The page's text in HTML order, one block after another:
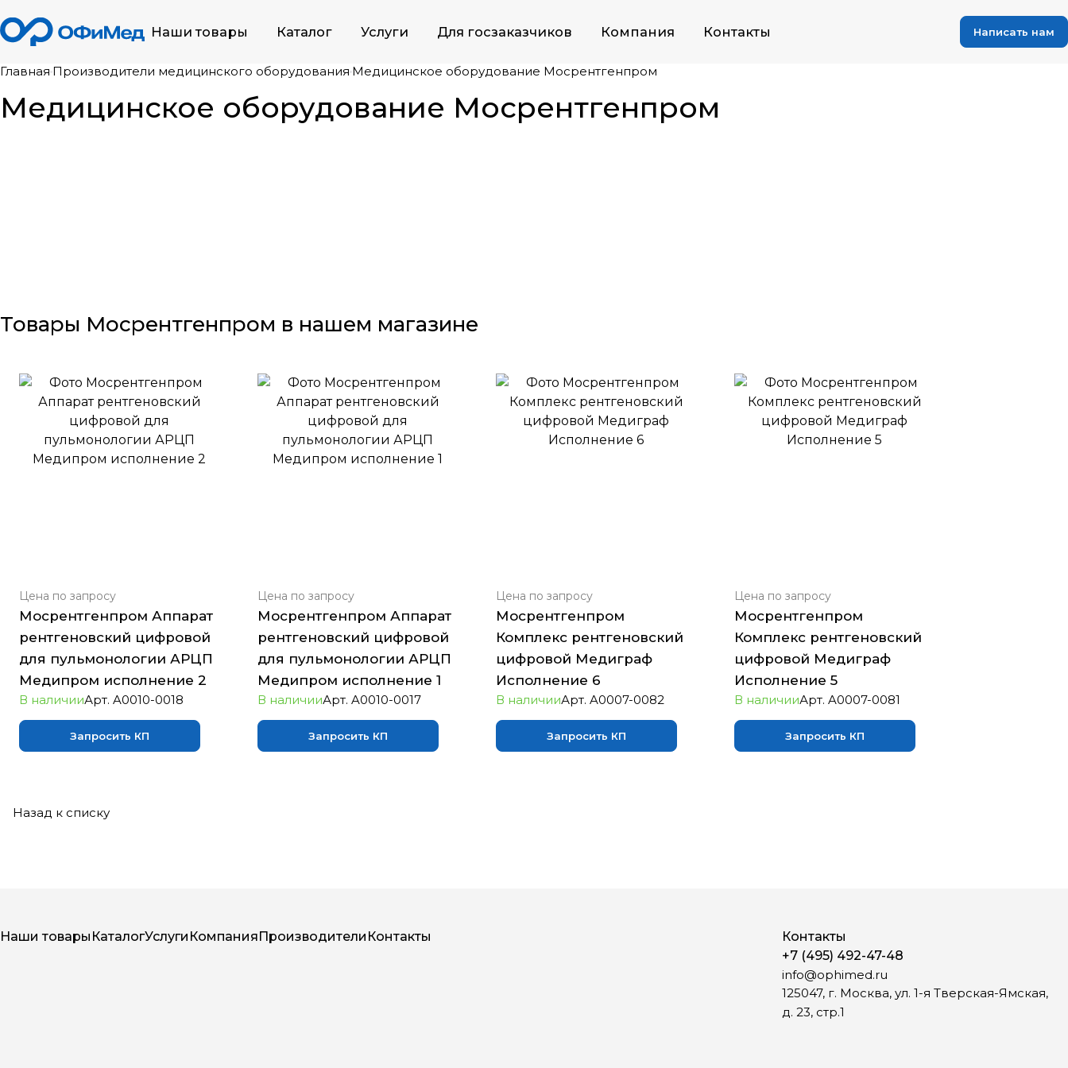
Наши товары Каталог Услуги Для госзаказчиков Компания Контакты Написать нам
Главная Производители медицинского оборудования Медицинское оборудование Мосрентгенпром
Медицинское оборудование Мосрентгенпром
Товары Мосрентгенпром в нашем магазине
Цена по запросу
Мосрентгенпром Аппарат
рентгеновский цифровой
для пульмонологии АРЦП
Медипром исполнение 2
В наличииАрт. A0010-0018
Запросить КП
Цена по запросу
Мосрентгенпром Аппарат
рентгеновский цифровой
для пульмонологии АРЦП
Медипром исполнение 1
В наличииАрт. A0010-0017
Запросить КП
Цена по запросу
Мосрентгенпром
Комплекс рентгеновский
цифровой Медиграф
Исполнение 6
В наличииАрт. A0007-0082
Запросить КП
Цена по запросу
Мосрентгенпром
Комплекс рентгеновский
цифровой Медиграф
Исполнение 5
В наличииАрт. A0007-0081
Запросить КП
Назад к списку
Наши товары КаталогУслуги КомпанияПроизводители Контакты
Контакты
+7 (495) 492-47-48
info@ophimed.ru
125047, г. Москва, ул. 1-я Тверская-Ямская,
д. 23, стр.1